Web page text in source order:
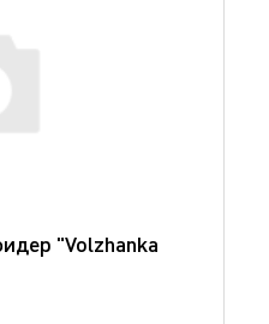
"Volzhanka